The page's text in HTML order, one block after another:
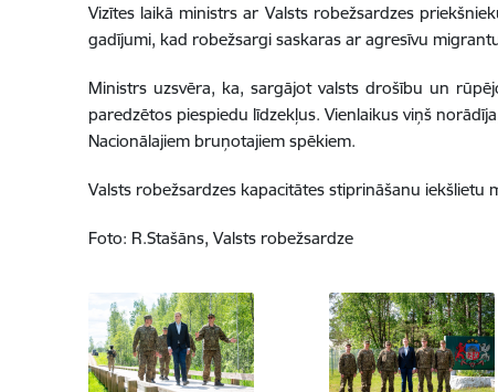
Vizītes laikā ministrs ar Valsts robežsardzes
gadījumi, kad robežsargi saskaras ar agresīvu
Ministrs uzsvēra, ka, sargājot valsts drošību un
paredzētos piespiedu līdzekļus. Vienlaikus viņš
Nacionālajiem bruņotajiem spēkiem.
Valsts robežsardzes kapacitātes stiprināšanu
Foto: R.Stašāns, Valsts robežsardze